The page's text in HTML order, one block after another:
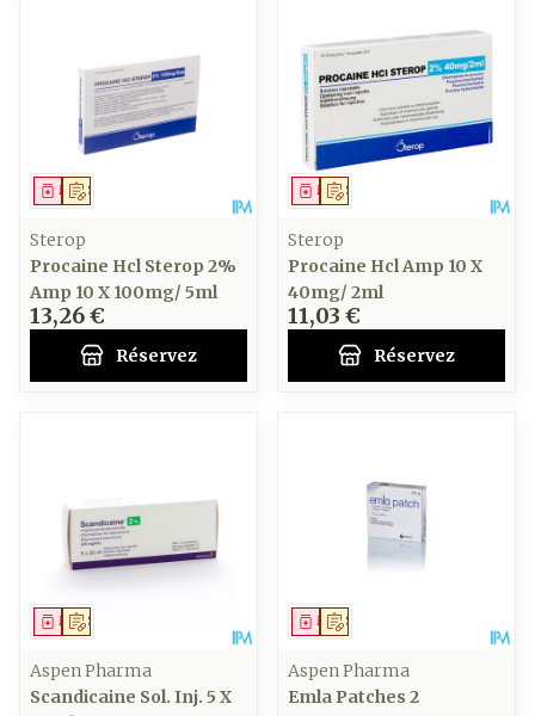
Sur prescription
Médicament
Sterop
Procaine Hcl Sterop 2%
Amp 10 X 100mg/ 5ml
13,26 €
Réservez
Sur prescription
Médicament
Sterop
Procaine Hcl Amp 10 X
40mg/ 2ml
11,03 €
Réservez
Sur prescription
Médicament
Aspen Pharma
Scandicaine Sol. Inj. 5 X
Sur prescription
Médicament
Aspen Pharma
Emla Patches 2